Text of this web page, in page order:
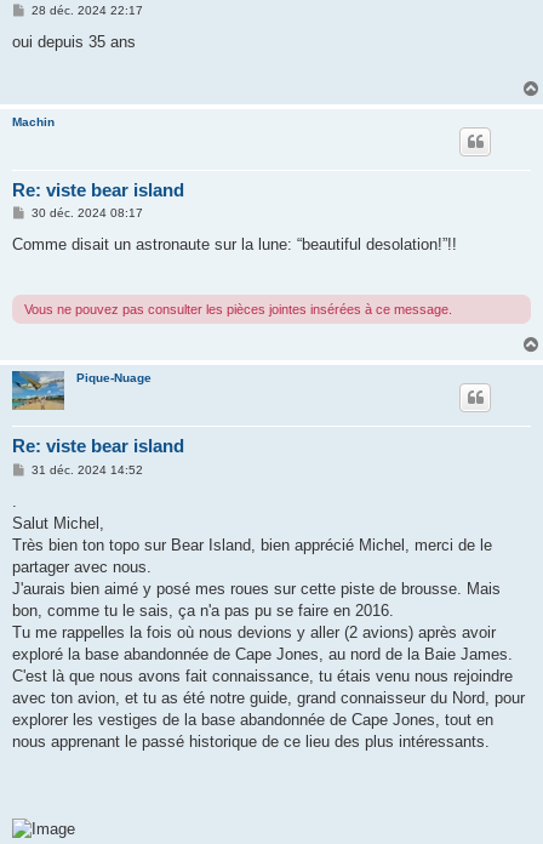
M
s
28 déc. 2024 22:17
oui depuis 35 ans
Machin
Re: viste bear island
M
s
e
30 déc. 2024 08:17
Comme disait un astronaute sur la lune: “beautiful desolation!”!!
Vous ne pouvez pas consulter les pièces jointes insérées à ce message.
Pique-Nuage
Re: viste bear island
M
a
g
31 déc. 2024 14:52
Salut Michel,
Très bien ton topo sur Bear Island, bien apprécié Michel, merci de le
partager avec nous.
J'aurais bien aimé y posé mes roues sur cette piste de brousse. Mais
bon, comme tu le sais, ça n'a pas pu se faire en 2016.
Tu me rappelles la fois où nous devions y aller (2 avions) après avoir
exploré la base abandonnée de Cape Jones, au nord de la Baie James.
C'est là que nous avons fait connaissance, tu étais venu nous rejoindre
avec ton avion, et tu as été notre guide, grand connaisseur du Nord, pour
explorer les vestiges de la base abandonnée de Cape Jones, tout en
nous apprenant le passé historique de ce lieu des plus intéressants.